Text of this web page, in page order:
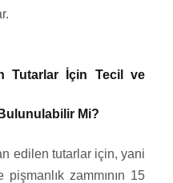
Tutarlar İçin Tecil ve
Mi?
edilen tutarlar için, yani
zammının 15